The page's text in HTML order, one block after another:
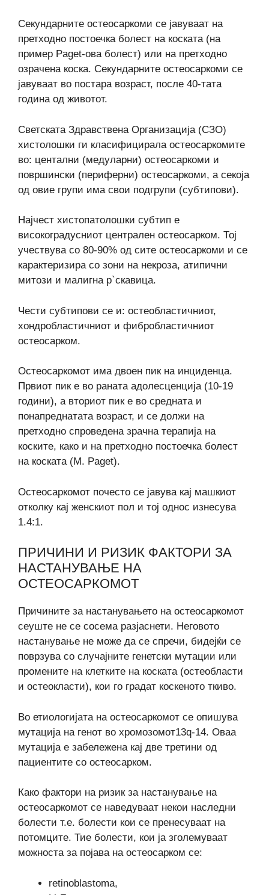
Секундарните остеосаркоми се јавуваат на
претходно постоечка болест на коската (на
пример Paget-ова болест) или на претходно
озрачена коска. Секундарните остеосаркоми се
јавуваат во постара возраст, после 40-тата
година од животот.
Светската Здравствена Организација (СЗО)
хистолошки ги класифицирала остеосаркомите
во: центални (медуларни) остеосаркоми и
површински (периферни) остеосаркоми, а секоја
од овие групи има свои подгрупи (субтипови).
Најчест хистопатолошки субтип е
високоградусниот централен остеосарком. Тој
учествува со 80-90% од сите остеосаркоми и се
карактеризира со зони на некроза, атипични
митози и малигна р`скавица.
Чести субтипови се и: остеобластичниот,
хондробластичниот и фибробластичниот
остеосарком.
Остеосаркомот има двоен пик на инциденца.
Првиот пик е во раната адолесценција (10-19
години), а вториот пик е во средната и
понапреднатата возраст, и се должи на
претходно спроведена зрачна терапија на
коските, како и на претходно постоечка болест
на коската (M. Paget).
Остеосаркомот почесто се јавува кај машкиот
отколку кај женскиот пол и тој однос изнесува
1.4:1.
ПРИЧИНИ И РИЗИК ФАКТОРИ ЗА
НАСТАНУВАЊЕ НА
ОСТЕОСАРКОМОТ
Причините за настанувањето на остеосаркомот
сеуште не се сосема разјаснети. Неговото
настанување не може да се спречи, бидејќи се
поврзува со случајните генетски мутации или
промените на клетките на коската (остеобласти
и остеокласти), кои го градат коскеното ткиво.
Во етиологијата на остеосаркомот се опишува
мутација на генот во хромозомот13q-14. Оваа
мутација е забележена кај две третини од
пациентите со остеосарком.
Како фактори на ризик за настанување на
остеосаркомот се наведуваат некои наследни
болести т.е. болести кои се пренесуваат на
потомците. Тие болести, кои ја зголемуваат
можноста за појава на остеосарком се:
retinoblastoma,